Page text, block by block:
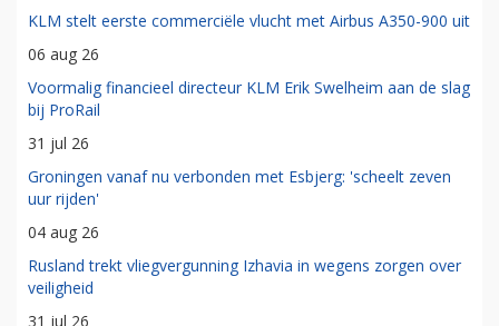
KLM stelt eerste commerciële vlucht met Airbus A350-900 uit
06 aug 26
Voormalig financieel directeur KLM Erik Swelheim aan de slag
bij ProRail
31 jul 26
Groningen vanaf nu verbonden met Esbjerg: 'scheelt zeven
uur rijden'
04 aug 26
Rusland trekt vliegvergunning Izhavia in wegens zorgen over
veiligheid
31 jul 26